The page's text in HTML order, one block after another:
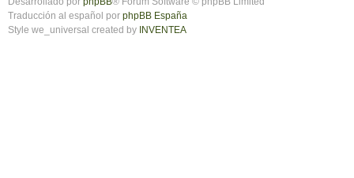
Traducción al español por phpBB España
Style we_universal created by INVENTEA